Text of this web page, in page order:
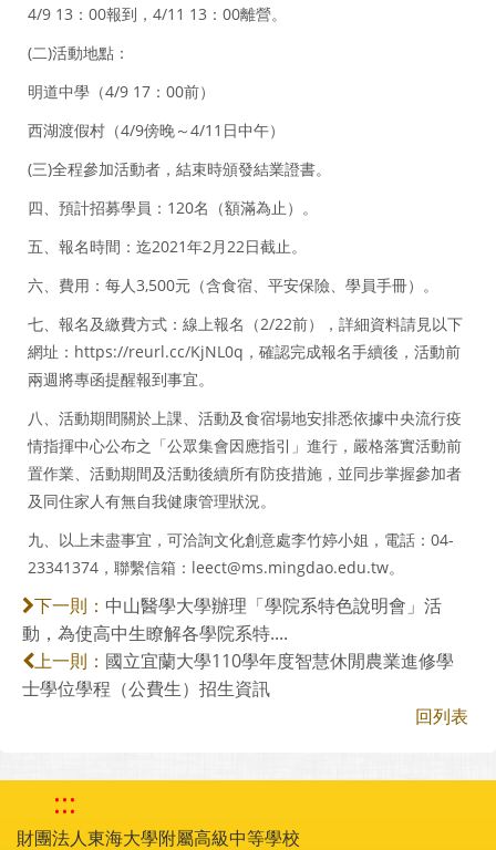
4/9 13：00報到，4/11 13：00離營。
(二)活動地點：
明道中學（4/9 17：00前）
西湖渡假村（4/9傍晚～4/11日中午）
(三)全程參加活動者，結束時頒發結業證書。
四、預計招募學員：120名（額滿為止）。
五、報名時間：迄2021年2月22日截止。
六、費用：每人3,500元（含食宿、平安保險、學員手冊）。
七、報名及繳費方式：線上報名（2/22前），詳細資料請見以下
網址：https://reurl.cc/KjNL0q，確認完成報名手續後，活動前
兩週將專函提醒報到事宜。
八、活動期間關於上課、活動及食宿場地安排悉依據中央流行疫
情指揮中心公布之「公眾集會因應指引」進行，嚴格落實活動前
置作業、活動期間及活動後續所有防疫措施，並同步掌握參加者
及同住家人有無自我健康管理狀況。
九、以上未盡事宜，可洽詢文化創意處李竹婷小姐，電話：04-
23341374，聯繫信箱：leect@ms.mingdao.edu.tw。
下一則： 中山醫學大學辦理「學院系特色說明會」活
動，為使高中生瞭解各學院系特....
上一則： 國立宜蘭大學110學年度智慧休閒農業進修學
士學位學程（公費生）招生資訊
回列表
:::
財團法人東海大學附屬高級中等學校